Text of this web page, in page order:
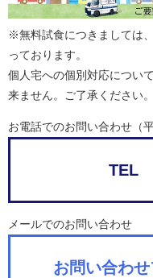
※無料試食につきましては
っております。
個人宅への個別対応につい
来ません。ご了承ください。
お電話でのお問い合わせ（
TEL
メールでのお問い合わせ
お問い合わ